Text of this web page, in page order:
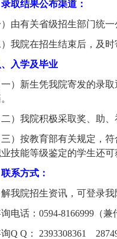
取结果公布渠道：
）由有关省级招生部门统一
）我院在招生结束后，及
、入学及毕业
一）新生凭我院寄发的录
二）我院积极采取奖、助
三）按教育部有关规定，
技能等级鉴定的学生还
系方式：
我院招生资讯，可登录
电话： 0594-8166999（
Q Q： 2393308361